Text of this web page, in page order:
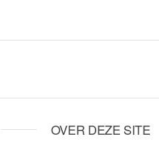
OVER DEZE SITE